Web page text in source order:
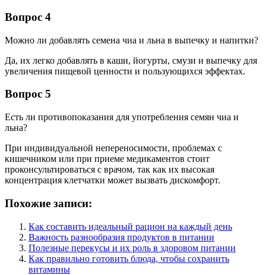
Вопрос 4
Можно ли добавлять семена чиа и льна в выпечку и напитки?
Да, их легко добавлять в каши, йогурты, смузи и выпечку для
увеличения пищевой ценности и пользующихся эффектах.
Вопрос 5
Есть ли противопоказания для употребления семян чиа и
льна?
При индивидуальной непереносимости, проблемах с
кишечником или при приеме медикаментов стоит
проконсультироваться с врачом, так как их высокая
концентрация клетчатки может вызвать дискомфорт.
Похожие записи:
Как составить идеальный рацион на каждый день
Важность разнообразия продуктов в питании
Полезные перекусы и их роль в здоровом питании
Как правильно готовить блюда, чтобы сохранить
витамины